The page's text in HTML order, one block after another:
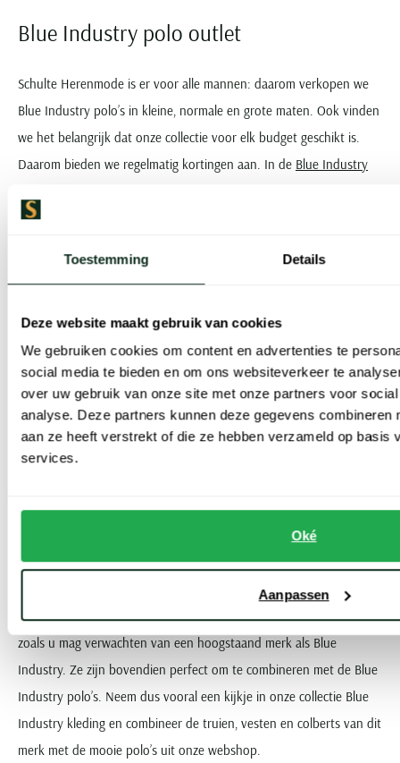
Toestemming Details
Deze website maakt gebruik van cookies
We gebruiken cookies om content en advertenties te
social media te bieden en om ons websiteverkeer te
over uw gebruik van onze site met onze partners voor
analyse. Deze partners kunnen deze gegevens combineren
aan ze heeft verstrekt of die ze hebben verzameld op basis
services.
Oké
Aanpassen
Blue Industry polo outlet
Schulte Herenmode is er voor alle mannen: daarom verkopen we
Blue Industry polo’s in kleine, normale en grote maten. Ook vinden
we het belangrijk dat onze collectie voor elk budget geschikt is.
Daarom bieden we regelmatig kortingen aan. In de Blue Industry
de kwaliteit van Blue Industry polo’s ervaren voor een fractie van
een oogopslag kunt zien welke polo’s van Blue Industry zijn
afgeprijsd. Bovendien kunt de filterfunctie ook gebruiken om te
zoeken op maat, materiaal, kleur, design en nog veel meer. Zo
vindt u snel en eenvoudig de
Blue Industry polo in de sale
past.
Polo’s zijn niet het enige kledingstuk dat Blue Industry ontwerpt. In
onze collectie komt u ook cashmere blend truien, gebreide vesten,
colberts en overhemden met een ruitmotief of print tegen. Stuk
voor stuk zijn deze items gemaakt van hoge kwaliteit materialen,
zoals u mag verwachten van een hoogstaand merk als Blue
Industry. Ze zijn bovendien perfect om te combineren met de Blue
Industry polo’s. Neem dus vooral een kijkje in onze collectie Blue
Industry kleding en combineer de truien, vesten en colberts van dit
merk met de mooie polo’s uit onze webshop.